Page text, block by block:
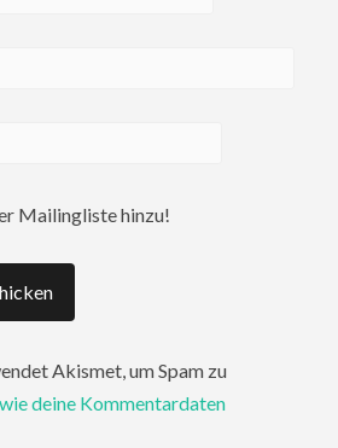
Mailingliste hinzu!
Akismet, um Spam zu
deine Kommentardaten